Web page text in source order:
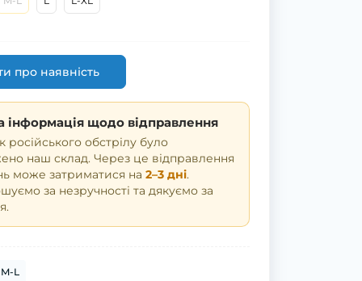
про наявність
інформація щодо відправлення
російського обстрілу було
наш склад. Через це відправлення
може затриматися на 2–3 дні.
за незручності та дякуємо за
M-L